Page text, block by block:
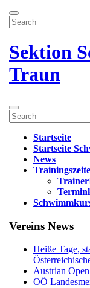
Zum
Inhalt
springen
Menü
öffnen
Search
for:
schließen
Sektion
Traun
Menü
öffnen
Search
for:
Startseite
Startseite
News
Menü
schließen
Vereins News
Heiße Tage,
Austrian
OÖ